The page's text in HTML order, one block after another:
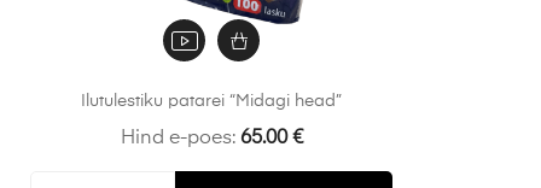
Ilutulestiku patarei “Midagi head”
Hind e-poes: 65.00€